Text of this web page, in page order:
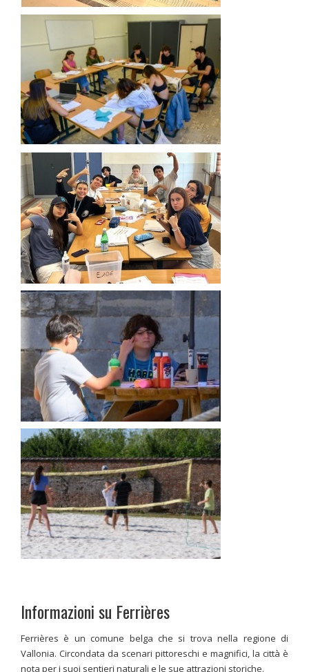
Informazioni su Ferrières
Ferrières è un comune belga che si trova nella regione di
Vallonia. Circondata da scenari pittoreschi e magnifici, la città è
nota per i suoi sentieri naturali e le sue attrazioni storiche.